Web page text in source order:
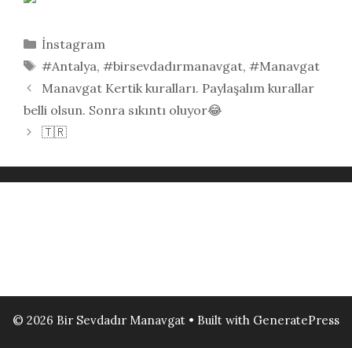
Kategoriler
İnstagram
Etiketler
#Antalya, #birsevdadırmanavgat, #Manavgat
Manavgat Kertik kuralları. Paylaşalım kurallar
belli olsun. Sonra sıkıntı oluyor😂
🇹🇷
© 2026 Bir Sevdadır Manavgat • Built with GeneratePress